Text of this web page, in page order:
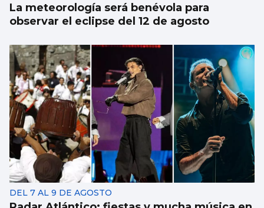
La meteorología será benévola para
observar el eclipse del 12 de agosto
DEL 7 AL 9 DE AGOSTO